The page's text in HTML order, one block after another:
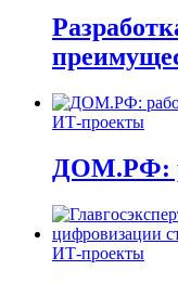
ИТ-проекты
ДОМ.РФ:
ИТ-проекты